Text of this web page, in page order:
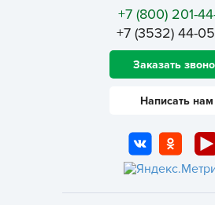
+7 (800) 201-
+7 (3532) 44-
Заказать
Написать нам